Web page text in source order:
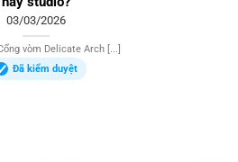
03/03/2026
vòm Delicate Arch [...]
Đã kiểm duyệt